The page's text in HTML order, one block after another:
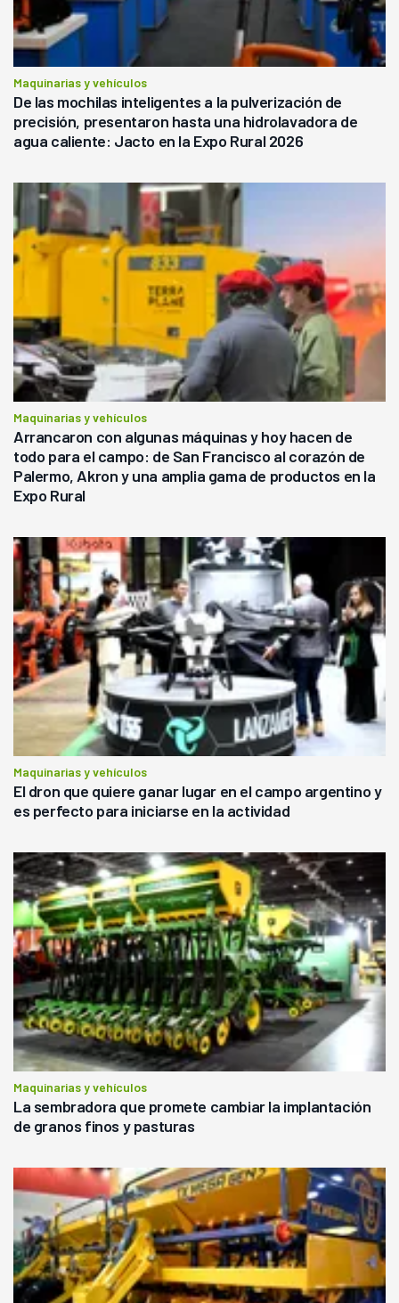
Maquinarias y vehículos
De las mochilas inteligentes a la pulverización de
precisión, presentaron hasta una hidrolavadora de
agua caliente: Jacto en la Expo Rural 2026
Maquinarias y vehículos
Arrancaron con algunas máquinas y hoy hacen de
todo para el campo: de San Francisco al corazón de
Palermo, Akron y una amplia gama de productos en la
Expo Rural
Maquinarias y vehículos
El dron que quiere ganar lugar en el campo argentino y
es perfecto para iniciarse en la actividad
Maquinarias y vehículos
La sembradora que promete cambiar la implantación
de granos finos y pasturas